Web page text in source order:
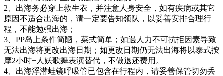
2、出海务必穿上救生衣，并注意人身安全，如有疾病或其它
原因不适合出海的，请一定要告知领队，以妥善安排合理行
程，不能勉强出海；
3、PP岛上条件简陋，菜式简单；如遇人力不可抗拒因素导致
无法出海将更改出海日期；如更改日期仍无法出海将以泰式按
摩2小时+人妖歌舞表演替代，不做退还费用。
4、出海浮潜蛙镜呼吸管已包含在行程内，请妥善保管切勿丢